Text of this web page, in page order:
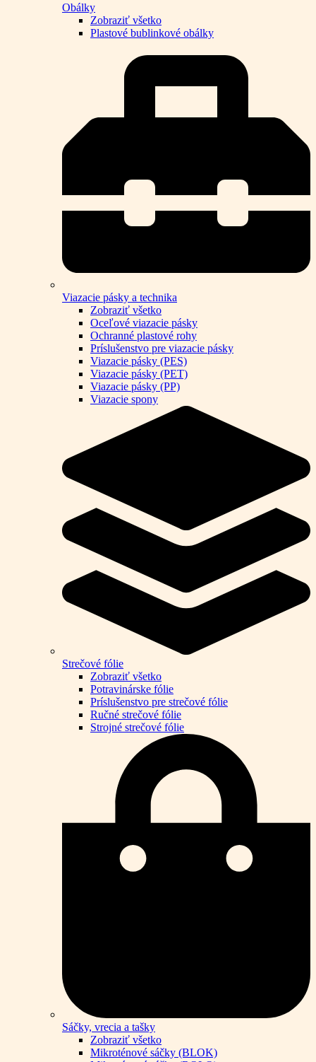
Obálky
Zobraziť všetko
Plastové bublinkové obálky
Viazacie pásky a technika
Zobraziť všetko
Oceľové viazacie pásky
Ochranné plastové rohy
Príslušenstvo pre viazacie pásky
Viazacie pásky (PES)
Viazacie pásky (PET)
Viazacie pásky (PP)
Viazacie spony
Strečové fólie
Zobraziť všetko
Potravinárske fólie
Príslušenstvo pre strečové fólie
Ručné strečové fólie
Strojné strečové fólie
Sáčky, vrecia a tašky
Zobraziť všetko
Mikroténové sáčky (BLOK)